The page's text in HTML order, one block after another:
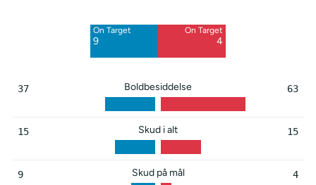
On Target
9
On Target
4
37 Boldbesiddelse 63
15 Skud i alt 15
9 Skud på mål 4